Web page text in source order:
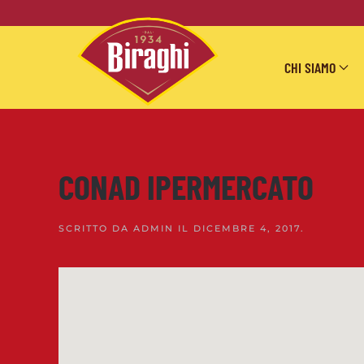
Skip to main content
CHI SIAMO
CONAD IPERMERCATO
SCRITTO DA ADMIN IL DICEMBRE 4, 2017.